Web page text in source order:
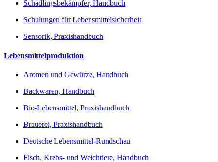
Schädlingsbekämpfer, Handbuch
Schulungen für Lebensmittelsicherheit
Sensorik, Praxishandbuch
Lebensmittelproduktion
Aromen und Gewürze, Handbuch
Backwaren, Handbuch
Bio-Lebensmittel, Praxishandbuch
Brauerei, Praxishandbuch
Deutsche Lebensmittel-Rundschau
Fisch, Krebs- und Weichtiere, Handbuch